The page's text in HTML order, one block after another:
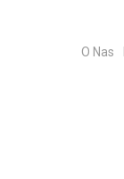
O Nas